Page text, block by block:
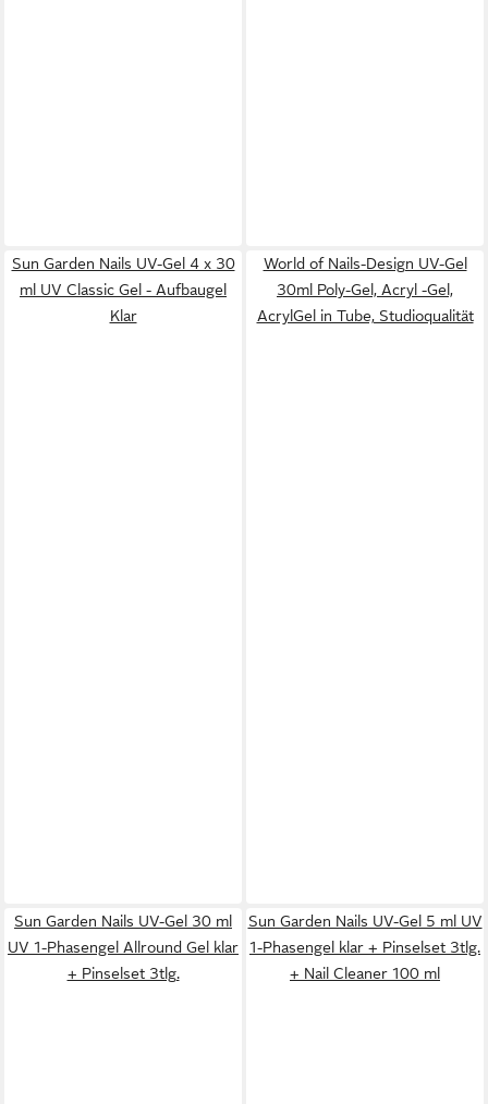
Sun Garden Nails UV-Gel 4 x 30
ml UV Classic Gel - Aufbaugel
Klar
World of Nails-Design UV-Gel
30ml Poly-Gel, Acryl -Gel,
AcrylGel in Tube, Studioqualität
Sun Garden Nails UV-Gel 30 ml
UV 1-Phasengel Allround Gel klar
+ Pinselset 3tlg.
Sun Garden Nails UV-Gel 5 ml UV
1-Phasengel klar + Pinselset 3tlg.
+ Nail Cleaner 100 ml